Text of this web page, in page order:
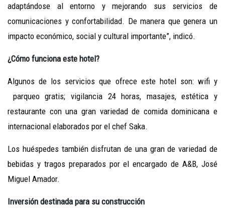
adaptándose al entorno y mejorando sus servicios de
comunicaciones y confortabilidad. De manera que genera un
impacto económico, social y cultural importante”, indicó.
¿Cómo funciona este hotel?
Algunos de los servicios que ofrece este hotel son: wifi y
parqueo gratis; vigilancia 24 horas, masajes, estética y
restaurante con una gran variedad de comida dominicana e
internacional elaborados por el chef Saka.
Los huéspedes también disfrutan de una gran de variedad de
bebidas y tragos preparados por el encargado de A&B, José
Miguel Amador.
Inversión destinada para su construcción